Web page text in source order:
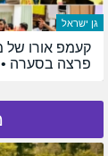
גן ישראל
קעמפ אורו
פרצה בסערה •